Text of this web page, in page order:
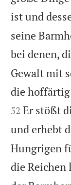
ist und
seine
bei denen,
Gewalt mit
die
52 Er stößt
und erhebt
Hungrigen
die Reichen